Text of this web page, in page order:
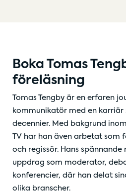
Boka Tomas
föreläsning
Tomas Tengby är en erfaren
kommunikatör med en karriär
decennier. Med bakgrund
TV har han även arbetat
och regissör. Hans spännande
uppdrag som moderator,
konferencier, där han delat
olika branscher.